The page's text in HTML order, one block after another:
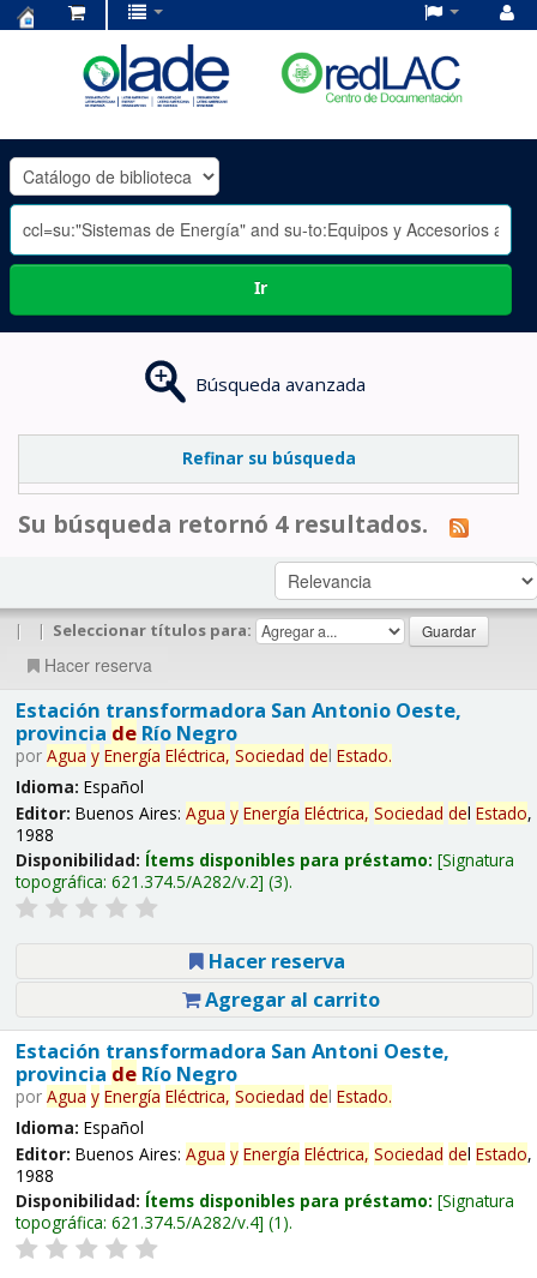
OLADE
-
Ir
Búsqueda avanzada
Refinar su búsqueda
Su búsqueda retornó 4 resultados.
| | Seleccionar títulos para:
Hacer reserva
Estación transformadora San Antonio Oeste,
provincia deRío Negro
por Agua y Energía Eléctrica, Sociedad del Estado.
Idioma: Español
Editor: Buenos Aires: Agua y Energía Eléctrica, Sociedad del Estado,
1988
Disponibilidad: Ítems disponibles para préstamo: Signatura
topográfica: 621.374.5/A282/v.2 (3).
Hacer reserva
Agregar al carrito
Estación transformadora San Antoni Oeste,
provincia deRío Negro
por Agua y Energía Eléctrica, Sociedad del Estado.
Idioma: Español
Editor: Buenos Aires: Agua y Energía Eléctrica, Sociedad del Estado,
1988
Disponibilidad: Ítems disponibles para préstamo: Signatura
topográfica: 621.374.5/A282/v.4 (1).